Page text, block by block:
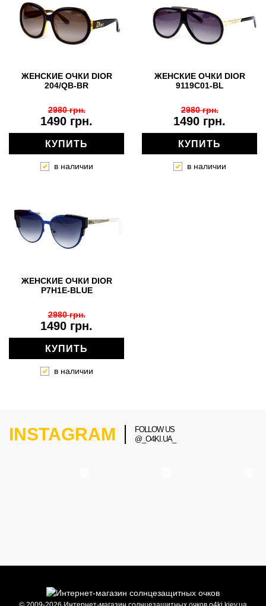
ЖЕНСКИЕ ОЧКИ DIOR
204/QB-BR
1490 грн.
2980 грн.
КУПИТЬ
в наличии
ЖЕНСКИЕ ОЧКИ DIOR
9119С01-BL
1490 грн.
2980 грн.
КУПИТЬ
в наличии
ЖЕНСКИЕ ОЧКИ DIOR
P7H1E-BLUE
1490 грн.
2980 грн.
КУПИТЬ
в наличии
INSTAGRAM
FOLLOW US
@_O4KI.UA_